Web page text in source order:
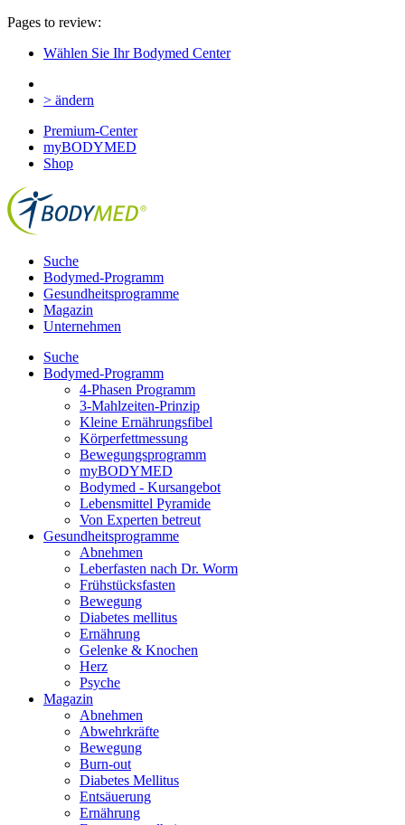
Pages to review:
Wählen Sie Ihr Bodymed Center
> ändern
Premium-Center
myBODYMED
Shop
Suche
Bodymed-Programm
Gesundheitsprogramme
Magazin
Unternehmen
Suche
Bodymed-Programm
4-Phasen Programm
3-Mahlzeiten-Prinzip
Kleine Ernährungsfibel
Körperfettmessung
Bewegungsprogramm
myBODYMED
Bodymed - Kursangebot
Lebensmittel Pyramide
Von Experten betreut
Gesundheitsprogramme
Abnehmen
Leberfasten nach Dr. Worm
Frühstücksfasten
Bewegung
Diabetes mellitus
Ernährung
Gelenke & Knochen
Herz
Psyche
Magazin
Abnehmen
Abwehrkräfte
Bewegung
Burn-out
Diabetes Mellitus
Entsäuerung
Ernährung